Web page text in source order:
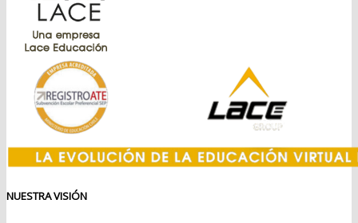
NUESTRA VISIÓN